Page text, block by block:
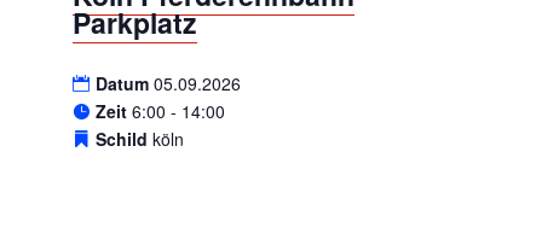
Parkplatz
Datum 05.09.2026
Zeit 6:00 - 14:00
Schild köln